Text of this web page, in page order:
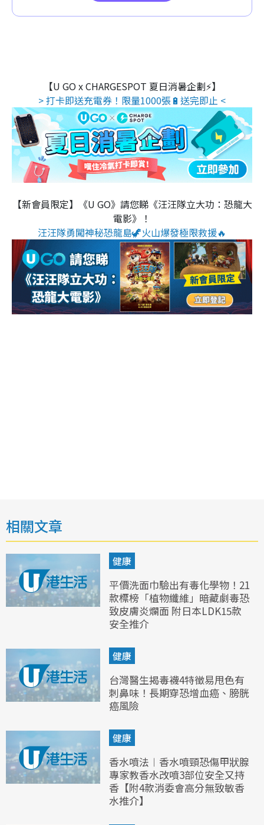
【U GO x CHARGESPOT 夏日消暑企劃⚡】
> 打卡即送充電券！限量1000張🔋送完即止 <
【新會員限定】《U GO》請您睇《汪汪隊立大功：恐龍大
電影》！
汪汪隊勇闖神秘恐龍島🦖火山爆發極限救援🔥
相關文章
健康
平價洗面巾驗出有毒化學物！21
款標榜「植物纖維」暗藏劇毒恐
致皮膚炎爛面 附日本LDK15款
安全推介
健康
台灣醫生揭毒襪4特徵易甩色有
刺鼻味！長期穿恐增血癌、膀胱
癌風險
健康
香水噴法︱香水噴頸恐傷甲狀腺
專家教香水改噴3部位安全又持
香【附4款消委會高分無致敏香
水推介】